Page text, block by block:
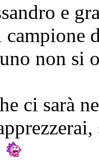
e
non si
ci sarà